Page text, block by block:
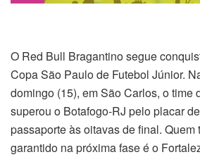
O Red Bull Bragantino segue
Copa São Paulo de Futebol Júnior.
domingo (15), em São Carlos, o time
superou o Botafogo-RJ pelo placar
passaporte às oitavas de final. Quem
garantido na próxima fase é o